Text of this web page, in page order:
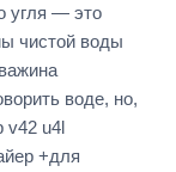
угля — это
чистой воды
воде, но,
v42 u4l
+для